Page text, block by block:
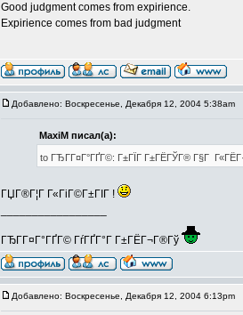
Good judgment comes from expirience.
Expirience comes from bad judgment
Добавлено: Воскресенье, Декабря 12, 2004 5:38am
MaxiM писал(а):
to ГЂГ­Г¤Г°ГҐГ©: Г±ГЇГ Г±ГЁГЎГ® Г§Г
ГЏГ®Г¦Г Г«ГіГ©Г±ГІГ !
ГЂГ­Г¤Г°ГҐГ© ГѓГҐГ°Г Г±ГЁГ¬Г®Гў
Добавлено: Воскресенье, Декабря 12, 2004 6:13pm